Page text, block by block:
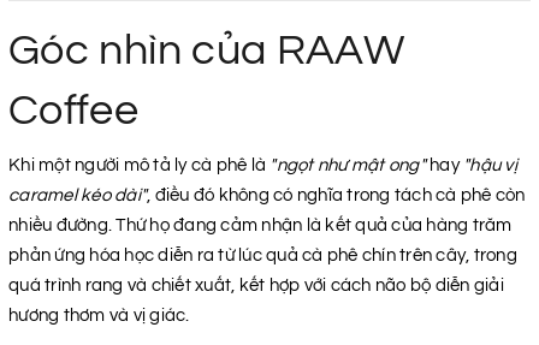
Góc nhìn của RAAW
Coffee
Khi một người mô tả ly cà phê là "ngọt như mật ong"hay "hậu vị
caramel kéo dài", điều đó không có nghĩa trong tách cà phê còn
nhiều đường. Thứ họ đang cảm nhận là kết quả của hàng trăm
phản ứng hóa học diễn ra từ lúc quả cà phê chín trên cây, trong
quá trình rang và chiết xuất, kết hợp với cách não bộ diễn giải
hương thơm và vị giác.